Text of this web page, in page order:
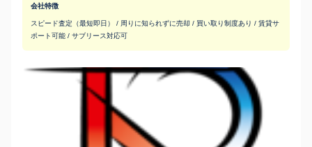
会社特徴
スピード査定（最短即日） / 周りに知られずに売却 / 買い取り制度あり / 賃貸サ
ポート可能 / サブリース対応可